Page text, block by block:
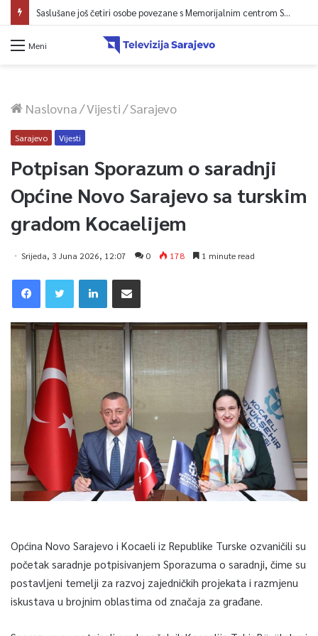
Saslušane još četiri osobe povezane s Memorijalnim centrom Srebrenica, na spisku ukupno 26
Meni
Naslovna/Vijesti/Sarajevo
Sarajevo Vijesti
Potpisan Sporazum o saradnji
Općine Novo Sarajevo sa turskim
gradom Kocaelijem
Srijeda, 3 Juna 2026, 12:07 0 178 1 minute read
Općina Novo Sarajevo i Kocaeli iz Republike Turske ozvaničili su
početak saradnje potpisivanjem Sporazuma o saradnji, čime su
postavljeni temelji za razvoj zajedničkih projekata i razmjenu
iskustava u brojnim oblastima od značaja za građane.